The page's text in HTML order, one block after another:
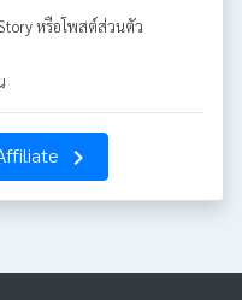
หรือโพสต์ส่วนตัว
navigate_next